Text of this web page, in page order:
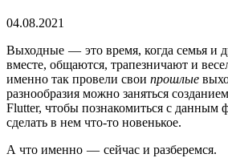
04.08.2021
Выходные — это время, когда семья и
вместе, общаются, трапезничают и
именно так провели свои прошлые
разнообразия можно заняться
Flutter, чтобы познакомиться с данным
сделать в нем что-то новенькое.
А что именно — сейчас и разберемся.